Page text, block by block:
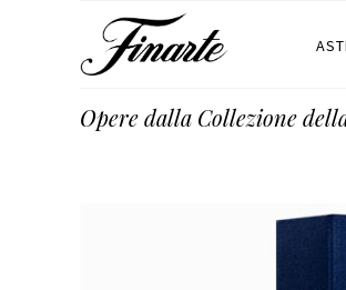
Opere dalla Collezione